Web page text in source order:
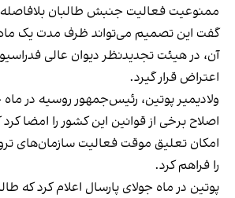
ممنوعیت فعالیت جنبش طالبان
گفت این تصمیم می‌تواند ظرف مدت یک ماه
آن، در هیئت تجدیدنظر دیوان عالی
اعتراض قرار گیرد.
اصلاح برخی از قوانین این کشور را امضا
امکان تعلیق موقت فعالیت سازمان‌های
را فراهم کرد.
پوتین در ماه جولای پارسال اعلام کرد که